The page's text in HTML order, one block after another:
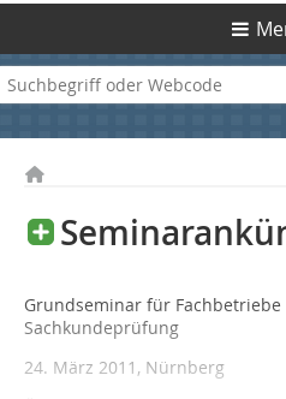
Grundseminar für
Sachkundeprüfung
24. März 2011 , Nürnberg